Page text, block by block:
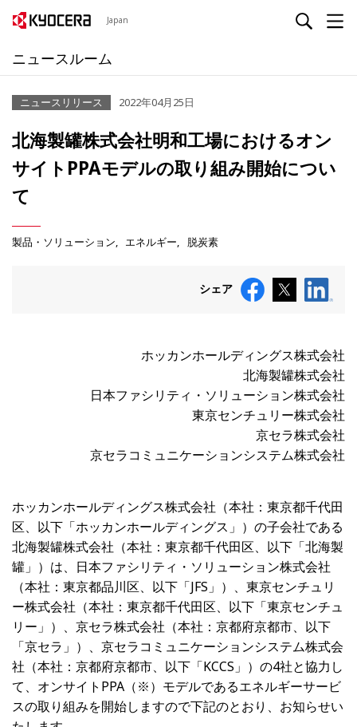
Japan
ニュースルーム
ニュースリリース 2022年04月25日
北海製罐株式会社明和工場におけるオン
サイトPPAモデルの取り組み開始につい
て
製品・ソリューション エネルギー 脱炭素
シェア
ホッカンホールディングス株式会社
北海製罐株式会社
日本ファシリティ・ソリューション株式会社
東京センチュリー株式会社
京セラ株式会社
京セラコミュニケーションシステム株式会社
ホッカンホールディングス株式会社（本社：東京都千代田
区、以下「ホッカンホールディングス」）の子会社である
北海製罐株式会社（本社：東京都千代田区、以下「北海製
罐」）は、日本ファシリティ・ソリューション株式会社
（本社：東京都品川区、以下「JFS 」）、東京センチュリ
ー株式会社（本社：東京都千代田区、以下「東京センチュ
リー」）、京セラ株式会社（本社：京都府京都市、以下
「京セラ」）、京セラコミュニケーションシステム株式会
社（本社：京都府京都市、以下「KCCS 」）の4社と協力し
て、オンサイト PPA （※）モデルであるエネルギーサービ
スの取り組みを開始しますので下記のとおり、お知らせい